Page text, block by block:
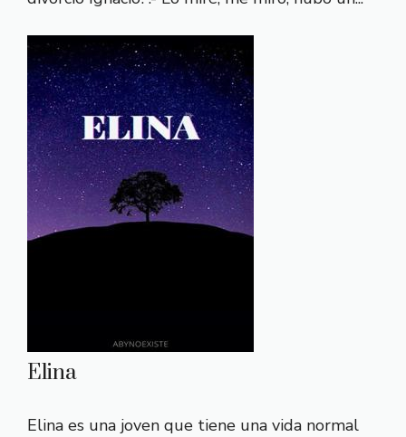
Elina
Elina es una joven que tiene una vida normal